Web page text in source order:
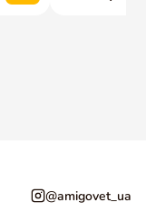
@amigovet_ua